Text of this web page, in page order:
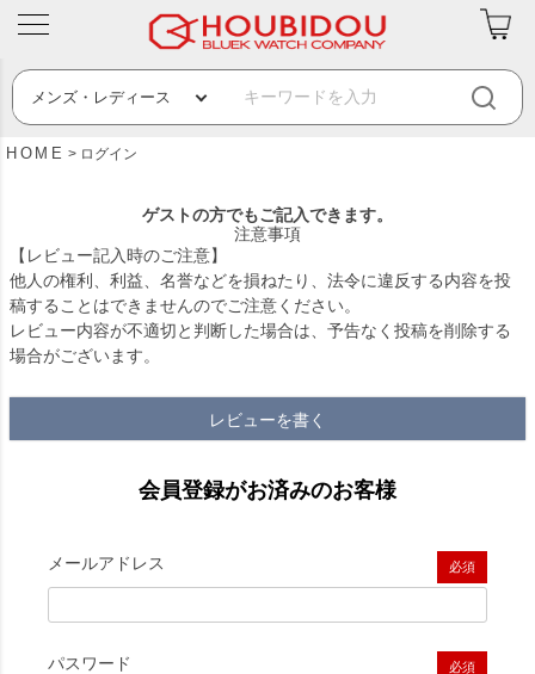
HOME ログイン
ゲストの方でもご記入できます。
注意事項
【レビュー記入時のご注意】
他人の権利、利益、名誉などを損ねたり、法令に違反する内容を投
稿することはできませんのでご注意ください。
レビュー内容が不適切と判断した場合は、予告なく投稿を削除する
場合がございます。
レビューを書く
会員登録がお済みのお客様
メールアドレス
(必須)
パスワード